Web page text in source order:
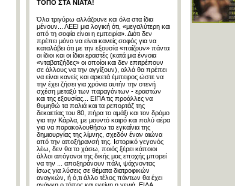
ΤΟΠΟ ΣΤΑ ΝΙΑΤΑ!
Όλα τριγύρω αλλάζουνε και όλα στα ίδια
μένουν... ΛΕΕΙ μια λογική ότι, «μεγαλύτερη και
από τη σοφία είναι η εμπειρία». Διότι δεν
πρέπει μόνο να είναι κανείς σοφός για να
καταλάβει ότι με την εξουσία «παίζουν» πάντα
οι ίδιοι και οι ίδιοι εραστές (κατά μια έννοια
«νταβατζήδες» οι οποίοι και δεν επιτρέπουν
σε άλλους να την αγγίξουν), αλλά θα πρέπει
να είναι κανείς και αρκετά έμπειρος ώστε να
την έχει ζήσει για χρόνια αυτήν την στενή
σχέση μεταξύ των παραγόντων - εραστών
και της εξουσίας... ΕΙΠΑ τις προάλλες να
θυμηθώ τα παλιά και τα ρεπορτάζ της
δεκαετίας του 80, πήρα το αμάξι και τον δρόμο
για την Κάρλα, με μουντό καιρό και πολύ αέρα
για να παρακολουθήσω τα εγκαίνια της
δημιουργίας της λίμνης, σχεδόν έναν αιώνα
από την αποξήρανσή της. Ιστορικό γεγονός
λέω, δεν θα το χάσω, ποιός ξέρει κάποιοι
άλλοι απόγονοι της δικής μας εποχής μπορεί
να την ... αποξηράνουν πάλι, ψάχνοντας
ίσως για λύσεις σε θέματα διατροφικών
αναγκών, ή ό,τι άλλο τέλος πάντων θα έχει